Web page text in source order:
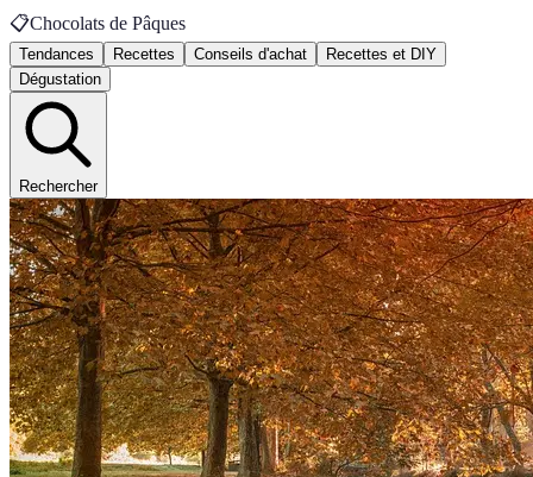
📋Chocolats de Pâques
Tendances Recettes Conseils d'achat
Recettes et DIY
Dégustation
Rechercher